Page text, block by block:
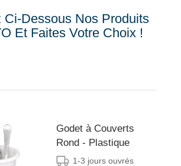
Ci-Dessous Nos Produits
Et Faites Votre Choix !
Godet à Couverts
Rond - Plastique
1-3 jours ouvrés